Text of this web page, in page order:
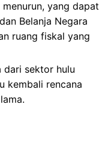
yang dapat
Belanja Negara
ruang fiskal yang
dari sektor hulu
kembali rencana